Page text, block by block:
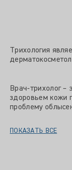
Трихология
Врач-трихолог –
здоровьем кожи
проблему
ПОКАЗАТЬ ВСЕ